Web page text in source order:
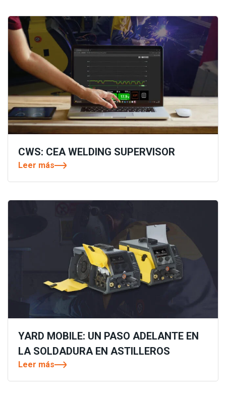
CWS: CEA WELDING SUPERVISOR
Leer más
YARD MOBILE: UN PASO ADELANTE EN
LA SOLDADURA EN ASTILLEROS
Leer más